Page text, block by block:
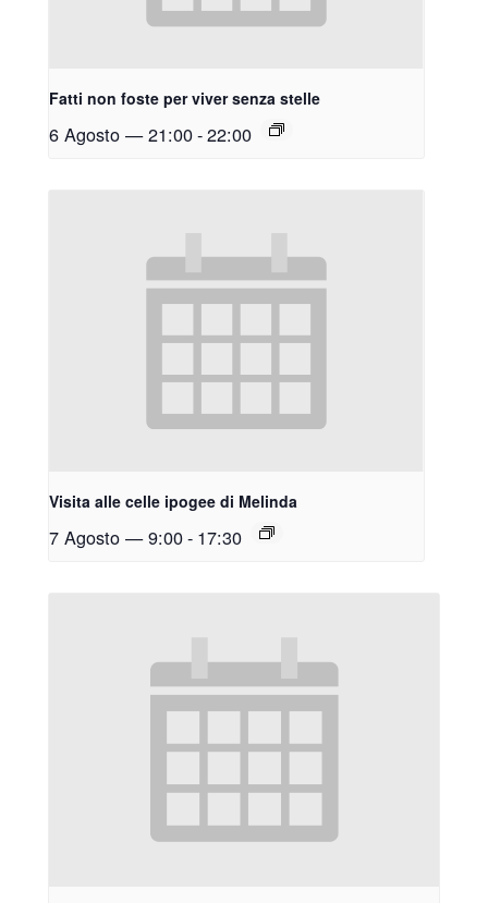
Fatti non foste per viver senza stelle
6 Agosto — 21:00-22:00
Visita alle celle ipogee di Melinda
7 Agosto — 9:00- 17:30